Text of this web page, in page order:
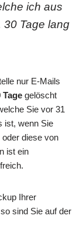
ich aus
30 Tage lang
nur E-Mails
Tage gelöscht
Sie vor 31
ist, wenn Sie
diese von
ist ein
Ihrer
sind Sie auf der